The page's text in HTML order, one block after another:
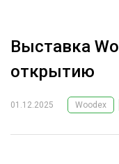
ЛЕСНОЕ ХОЗЯЙСТВО
Выставка
открытию
01.12.2025 Woodex